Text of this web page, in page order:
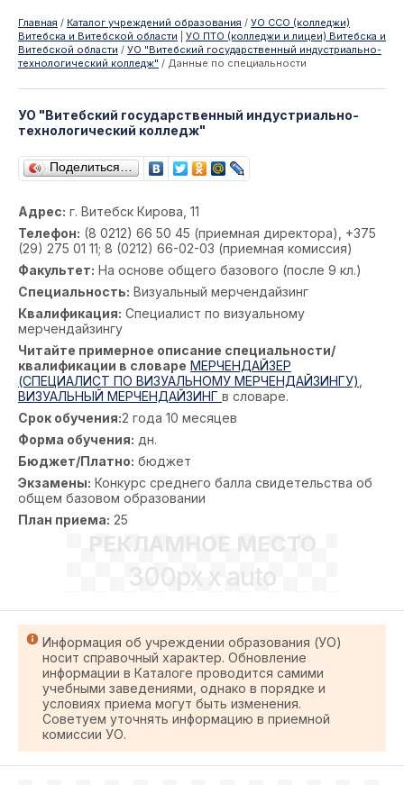
Главная / Каталог учреждений образования / УО ССО (колледжи)
Витебска и Витебской области
УО ПТО (колледжи и лицеи) Витебска и
Витебской области / УО "Витебский государственный индустриально-
технологический колледж" / Данные по специальности
УО "Витебский государственный индустриально-
технологический колледж"
Поделиться…
Адрес: г. Витебск Кирова, 11
Телефон: (8 0212) 66 50 45 (приемная директора), +375
(29) 275 01 11; 8 (0212) 66-02-03 (приемная комиссия)
Факультет: На основе общего базового (после 9 кл.)
Специальность: Визуальный мерчендайзинг
Квалификация: Специалист по визуальному
мерчендайзингу
Читайте примерное описание специальности/
квалификации в словаре МЕРЧЕНДАЙЗЕР
(СПЕЦИАЛИСТ ПО ВИЗУАЛЬНОМУ МЕРЧЕНДАЙЗИНГУ)
ВИЗУАЛЬНЫЙ МЕРЧЕНДАЙЗИНГ в словаре.
Срок обучения:2 года 10 месяцев
Форма обучения: дн.
Бюджет/Платно: бюджет
Экзамены: Конкурс среднего балла свидетельства об
общем базовом образовании
План приема: 25
РЕКЛАМНОЕ МЕСТО
300px x auto
Информация об учреждении образования (УО)
носит справочный характер. Обновление
информации в Каталоге проводится самими
учебными заведениями, однако в порядке и
условиях приема могут быть изменения.
Советуем уточнять информацию в приемной
комиссии УО.